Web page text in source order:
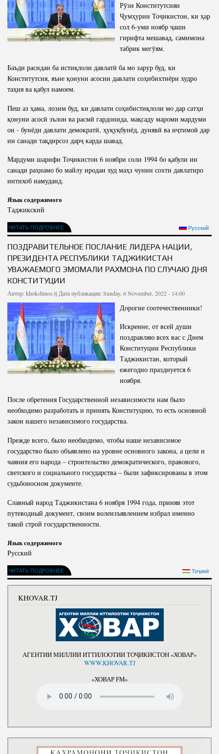
Рӯзи Конститутсияи
Ҷумҳурии Тоҷикистон, ки ҳар
сол 6-уми ноябр ҷашн
гирифта мешавад, самимона
табрик мегӯям.
Баъди расидан ба истиқлоли давлатӣ ба мо зарур буд, ки
Конститутсия, яъне қонуни асосии давлати соҳибихтиёри худро
таҳия ва қабул намоем.
Пеш аз ҳама, лозим буд, ки давлати соҳибистиқлоли мо дар сатҳи
қонуни асосӣ эълон ва расмӣ гардонида, мақсаду мароми мардуми
он - бунёди давлати демократӣ, ҳуқуқбунёд, дунявӣ ва иҷтимоӣ дар
ин санади тақдирсоз дарҷ карда шавад.
Мардуми шарифи Тоҷикистон 6 ноябри соли 1994 бо қабули ин
санади раҳнамо бо майлу иродаи худ маҳз чунин сохти давлатиро
интихоб намуданд.
Язык содержимого
Таджикский
ЧИТАТЬ ПОДРОБНЕЕ Русский
ПОЗДРАВИТЕЛЬНОЕ ПОСЛАНИЕ ЛИДЕРА НАЦИИ,
ПРЕЗИДЕНТА РЕСПУБЛИКИ ТАДЖИКИСТАН
УВАЖАЕМОГО ЭМОМАЛИ РАХМОНА ПО СЛУЧАЮ ДНЯ
КОНСТИТУЦИИ
Автор: khokshinos.tj Дата публикации: Sunday, 6 November, 2022 - 14:00
Дорогие соотечественники!
Искренне, от всей души
поздравляю всех вас с Днем
Конституции Республики
Таджикистан, который
ежегодно празднуется 6
ноября.
После обретения Государственной независимости нам было
необходимо разработать и принять Конституцию, то есть основной
закон нашего независимого государства.
Прежде всего, было необходимо, чтобы наше независимое
государство было объявлено на уровне основного закона, а цели и
чаяния его народа – строительство демократического, правового,
светского и социального государства – были зафиксированы в этом
судьбоносном документе.
Славный народ Таджикистана 6 ноября 1994 года, приняв этот
путеводный документ, своим волеизъявлением избрал именно
такой строй государственности.
Язык содержимого
Русский
ЧИТАТЬ ПОДРОБНЕЕ Тоҷикӣ
KHOVAR.TJ
АГЕНТИИ МИЛЛИИ ИТТИЛООТИИ ТОҶИКИСТОН «ХОВАР»
WWW.KHOVAR.TJ
«ХОВАР FM»